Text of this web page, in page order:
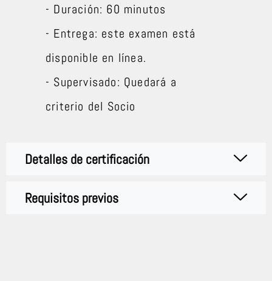
- Duración: 60 minutos
- Entrega: este examen está
disponible en línea.
- Supervisado: Quedará a
criterio del Socio
Detalles de certificación
Requisitos previos​